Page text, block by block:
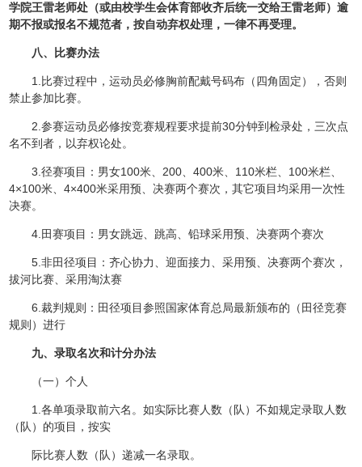
学院王雷老师处（或由校学生会体育部收齐后统一交给王雷老师）逾
期不报或报名不规范者，按自动弃权处理，一律不再受理。
八、比赛办法
1.比赛过程中，运动员必修胸前配戴号码布（四角固定），否则
禁止参加比赛。
2.参赛运动员必修按竞赛规程要求提前30分钟到检录处，三次点
名不到者，以弃权论处。
3.径赛项目：男女100米、200、400米、110米栏、100米栏、
4×100米、4×400米采用预、决赛两个赛次，其它项目均采用一次性
决赛。
4.田赛项目：男女跳远、跳高、铅球采用预、决赛两个赛次
5.非田径项目：齐心协力、迎面接力、采用预、决赛两个赛次，
拔河比赛、采用淘汰赛
6.裁判规则：田径项目参照国家体育总局最新颁布的（田径竞赛
规则）进行
九、录取名次和计分办法
（一）个人
1.各单项录取前六名。如实际比赛人数（队）不如规定录取人数
（队）的项目，按实
际比赛人数（队）递减一名录取。